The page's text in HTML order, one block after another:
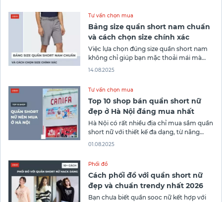
Tư vấn chọn mua
Bảng size quần short nam chuẩn
và cách chọn size chính xác
Việc lựa chọn đúng size quần short nam
không chỉ giúp bạn mặc thoải mái mà
còn nâng tầm phong cách. Dù bạn yêu
quan trọng. Trong bài viết này, Thời trang
Canifa
14.08.2025
Tư vấn chọn mua
Top 10 shop bán quần short nữ
đẹp ở Hà Nội đáng mua nhất
Hà Nội có rất nhiều địa chỉ mua sắm quần
short nữ với thiết kế đa dạng, từ năng
động đến thanh lịch. Việc tìm ra shop bán
mỗi ngày. Một chiếc
01.08.2025
Phối đồ
Cách phối đồ với quần short nữ
đẹp và chuẩn trendy nhất 2026
Bạn chưa biết quần sooc nữ kết hợp với